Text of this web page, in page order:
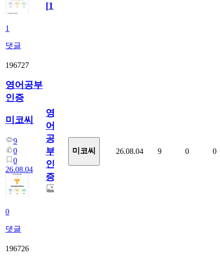
1
댓글
[1]
196727
영어공부
인증
미코씨
9
0
0
26.08.04
0
댓글
영
어
공
부
인
증
미코씨 26.08.04 9 0 0
196726